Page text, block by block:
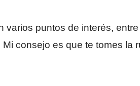
varios puntos de interés, entre
consejo es que te tomes la